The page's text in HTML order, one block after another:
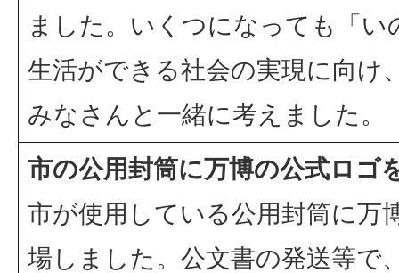
ました。いくつになっても「い
生活ができる社会の実現に向け
みなさんと一緒に考えました。
市の公用封筒に万博の公式ロゴ
市が使用している公用封筒に万
場しました。公文書の発送等で